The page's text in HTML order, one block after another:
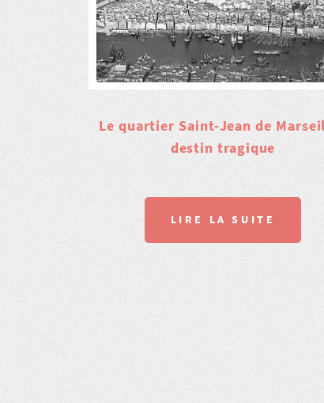
Le quartier Saint-Jean de
destin tragique
LIRE LA SUITE